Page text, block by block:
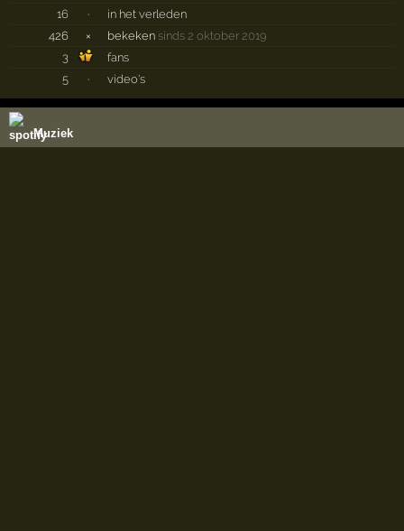
16
·
in het verleden
426
× bekeken sinds 2 oktober 2019
3
fans
5
· video's
Muziek